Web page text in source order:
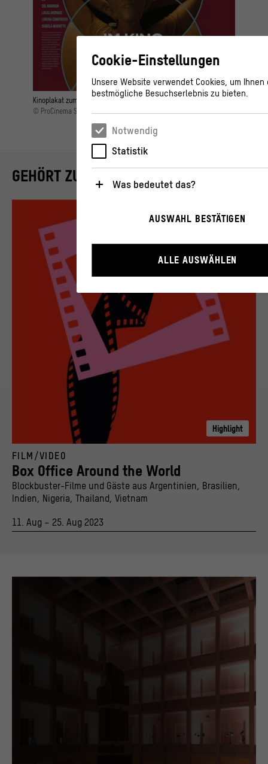
Kinoplakat zum Spielfilmdrama "Regra 34" von Julia Murat (2022)
© ProCinema Schweiz
GEHÖRT ZU
FILM/VIDEO
Box Office Around the World
Blockbuster-Filme und Gäste aus Argentinien, Brasilien,
Indien, Nigeria, Thailand, Vietnam
11. Aug – 25. Aug 2023
Highlight
Cookie-Einstellungen
Unsere Website verwendet Cookies, um Ihnen
bestmögliche Besuchserlebnis zu bieten.
Notwendig
Statistik
Was bedeutet das?
Diese Cookies sind für den Betrieb der
Funktionen wie die Navigation und
Funktionalitäten ermöglichen.
Statistik
Diese Cookies helfen uns zu verstehen, wie
unserer Webseite interagieren, indem
über ihr Verhalten anonym gesammelt und
ausgewertet werden.
Datenschutzerklärung Impressum
AUSWAHL BESTÄTIGEN
ALLE AUSWÄHLEN